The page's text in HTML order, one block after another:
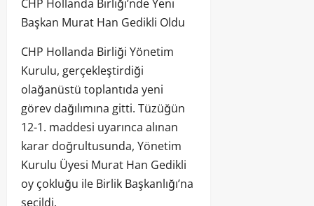
CHP Hollanda Birliği’nde Yeni
Başkan Murat Han Gedikli Oldu
CHP Hollanda Birliği Yönetim
Kurulu, gerçekleştirdiği
olağanüstü toplantıda yeni
görev dağılımına gitti. Tüzüğün
12-1. maddesi uyarınca alınan
karar doğrultusunda, Yönetim
Kurulu Üyesi Murat Han Gedikli
oy çokluğu ile Birlik Başkanlığı’na
seçildi.